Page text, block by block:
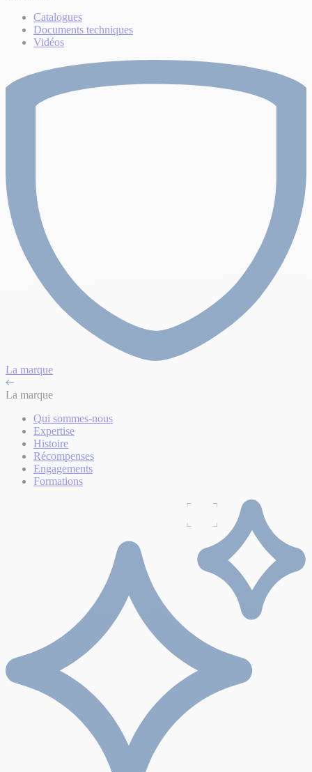
Catalogues
Documents techniques
Vidéos
La marque
La marque
Qui sommes-nous
Expertise
Histoire
Récompenses
Engagements
Formations